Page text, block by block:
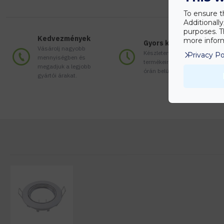
Kedvezmények
Vásárolj nagyobb
mennyiségben és
megadjuk a legjobb
gyártói árakat.
Gyors kiszállítás
Készleten lévő
termékeinket akár 24
órán belül megkaphatod!
To ensure
purposes.
more
Privacy